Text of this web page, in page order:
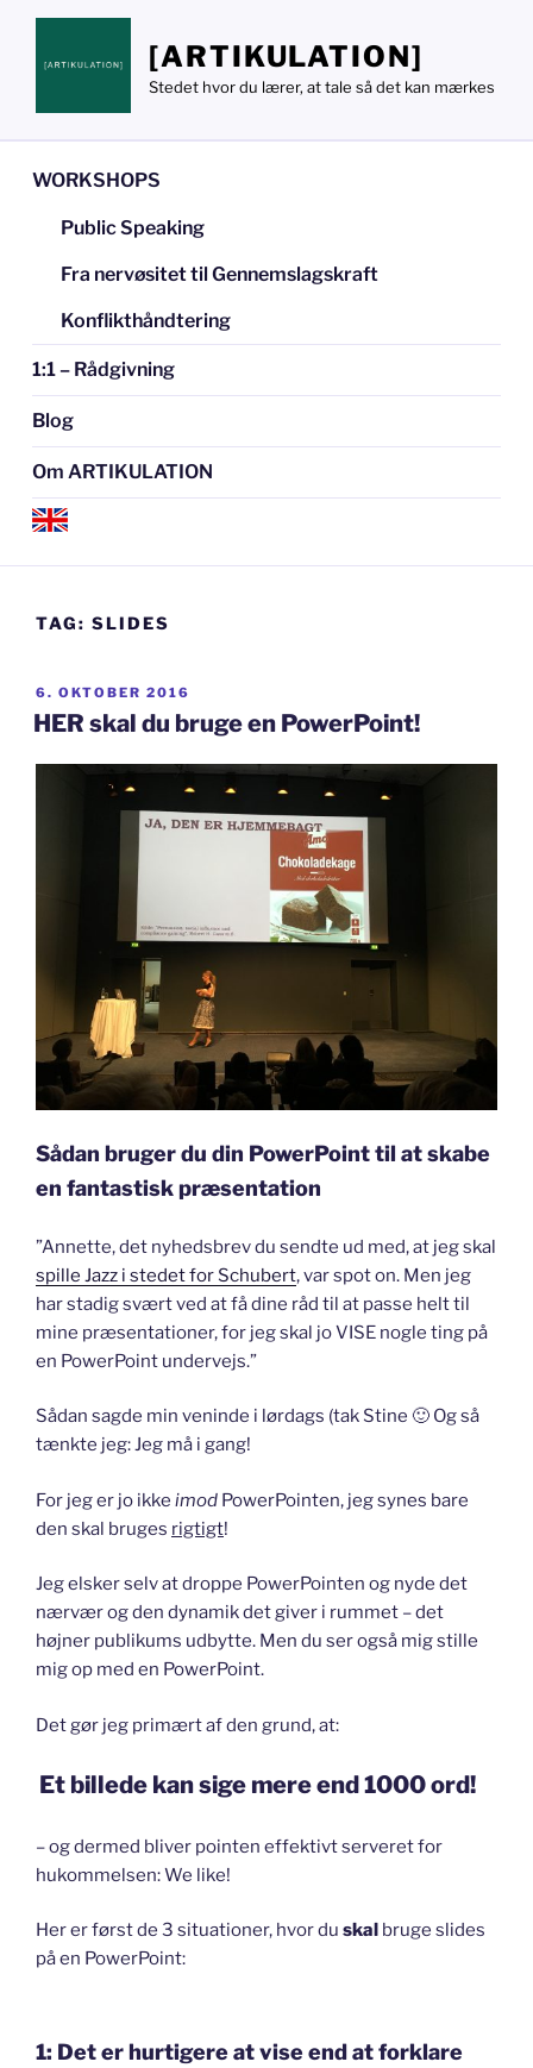
Videre
indhold
[ARTIKULATION]
Stedet hvor du lærer, at tale så det kan mærkes
WORKSHOPS
Public Speaking
Fra nervøsitet til Gennemslagskraft
Konflikthåndtering
1:1 – Rådgivning
Blog
Om ARTIKULATION
TAG: SLIDES
UDGIVET
DEN
6. OKTOBER 2016
HER skal du bruge en PowerPoint!
Sådan bruger du din PowerPoint til at skabe
en fantastisk præsentation
”Annette, det nyhedsbrev du sendte ud med, at jeg skal
spille Jazz i stedet for Schubert,var spot on. Men jeg
har stadig svært ved at få dine råd til at passe helt til
mine præsentationer, for jeg skal jo VISE nogle ting på
en PowerPoint undervejs.”
Sådan sagde min veninde i lørdags (tak Stine 🙂 Og så
tænkte jeg: Jeg må i gang!
For jeg er jo ikke imod PowerPointen, jeg synes bare
den skal bruges rigtigt!
Jeg elsker selv at droppe PowerPointen og nyde det
nærvær og den dynamik det giver i rummet – det
højner publikums udbytte. Men du ser også mig stille
mig op med en PowerPoint.
Det gør jeg primært af den grund, at:
Et billede kan sige mere end 1000 ord!
– og dermed bliver pointen effektivt serveret for
hukommelsen: We like!
Her er først de 3 situationer, hvor du skal bruge slides
på en PowerPoint:
1: Det er hurtigere at vise end at forklare